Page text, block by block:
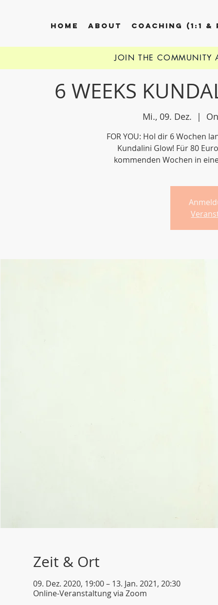
HOME ABOUT COACHING (1:1 &
6 WEEKS
Mi., 09. Dez.
  |
FOR YOU: Hol dir 6 Wochen
Kundalini Glow! Für 80
kommenden Wochen in
Zeit & Ort
09. Dez. 2020, 19:00 – 13. Jan. 2021, 20:30
Online-Veranstaltung via Zoom
JOIN THE COMMUNITY